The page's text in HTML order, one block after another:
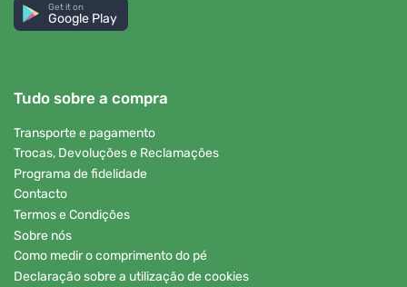
Get it on
Google Play
Tudo sobre a compra
Transporte e pagamento
Trocas, Devoluções e Reclamações
Programa de fidelidade
Contacto
Termos e Condições
Sobre nós
Como medir o comprimento do pé
Declaração sobre a utilização de cookies